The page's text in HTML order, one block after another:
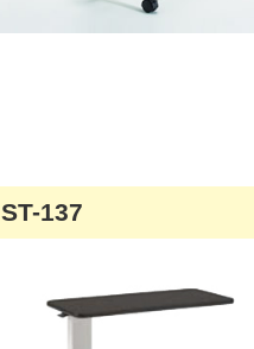
ST-137